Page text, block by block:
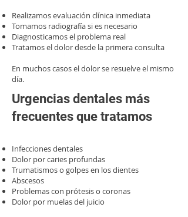
Realizamos evaluación clínica inmediata
Tomamos radiografía si es necesario
Diagnosticamos el problema real
Tratamos el dolor desde la primera consulta
En muchos casos el dolor se resuelve el mismo
día.
Urgencias dentales más
frecuentes que tratamos
Infecciones dentales
Dolor por caries profundas
Trumatismos o golpes en los dientes
Abscesos
Problemas con prótesis o coronas
Dolor por muelas del juicio